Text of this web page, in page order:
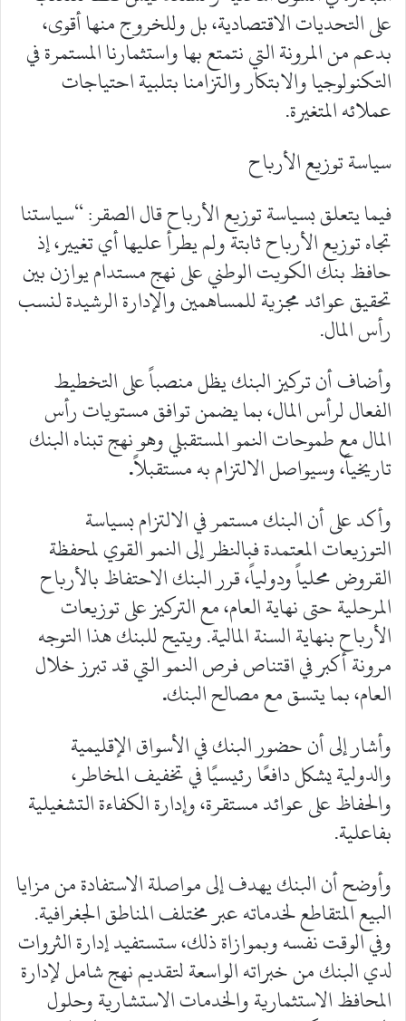
على التحديات الاقتصادية، بل وللخروج منها أقوى،
بدعم من المرونة التي نتمتع بها واستثمارنا المستمرة في
التكنولوجيا والابتكار والتزامنا بتلبية احتياجات
عملائه المتغيرة.
سياسة توزيع الأرباح
فيما يتعلق بسياسة توزيع الأرباح قال الصقر: “سياستنا
تجاه توزيع الأرباح ثابتة ولم يطرأ عليها أي تغيير، إذ
حافظ بنك الكويت الوطني على نهج مستدام يوازن بين
تحقيق عوائد مجزية للمساهمين والإدارة الرشيدة لنسب
رأس المال.
وأضاف أن تركيز البنك يظل منصباً على التخطيط
الفعال لرأس المال، بما يضمن توافق مستويات رأس
المال مع طموحات النمو المستقبلي وهو نهج تبناه البنك
تاريخياً، وسيواصل الالتزام به مستقبلاً.
وأكد على أن البنك مستمر في الالتزام بسياسة
التوزيعات المعتمدة فبالنظر إلى النمو القوي لمحفظة
القروض محلياً ودولياً، قرر البنك الاحتفاظ بالأرباح
المرحلية حتى نهاية العام، مع التركيز على توزيعات
الأرباح بنهاية السنة المالية. ويتيح للبنك هذا التوجه
مرونة أكبر في اقتناص فرص النمو التي قد تبرز خلال
العام، بما يتسق مع مصالح البنك.
وأشار إلى أن حضور البنك في الأسواق الإقليمية
والدولية يشكل دافعًا رئيسيًا في تخفيف المخاطر،
والحفاظ على عوائد مستقرة، وإدارة الكفاءة التشغيلية
بفاعلية.
وأوضح أن البنك يهدف إلى مواصلة الاستفادة من مزايا
البيع المتقاطع لخدماته عبر مختلف المناطق الجغرافية.
وفي الوقت نفسه وبموازاة ذلك، ستستفيد إدارة الثروات
لدي البنك من خبراته الواسعة لتقديم نهج شامل لإدارة
المحافظ الاستثمارية والخدمات الاستشارية وحلول